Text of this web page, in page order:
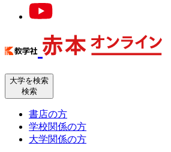
大学を検索
検索
書店の方
学校関係の方
大学関係の方